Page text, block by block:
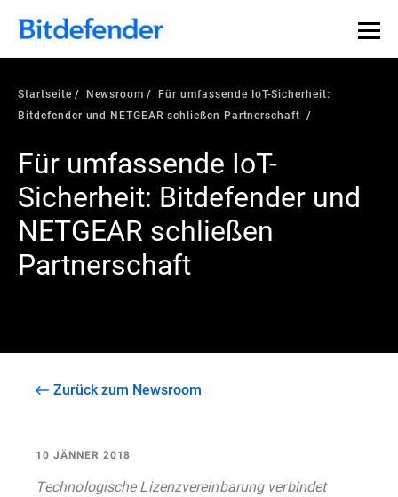
Startseite Newsroom
Für umfassende IoT-Sicherheit:
Bitdefender und NETGEAR schließen Partnerschaft
Für umfassende IoT-
Sicherheit: Bitdefender und
NETGEAR schließen
Partnerschaft
Zurück zum Newsroom
10 JÄNNER 2018
Technologische Lizenzvereinbarung verbindet